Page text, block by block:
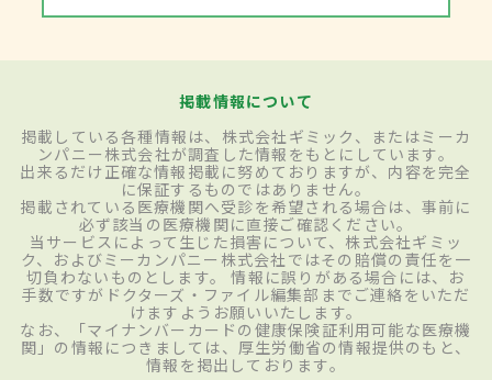
掲載情報について
掲載している各種情報は、株式会社ギミック、またはミーカ
ンパニー株式会社が調査した情報をもとにしています。
出来るだけ正確な情報掲載に努めておりますが、内容を完全
に保証するものではありません。
掲載されている医療機関へ受診を希望される場合は、事前に
必ず該当の医療機関に直接ご確認ください。
当サービスによって生じた損害について、株式会社ギミッ
ク、およびミーカンパニー株式会社ではその賠償の責任を一
切負わないものとします。 情報に誤りがある場合には、お
手数ですがドクターズ・ファイル編集部までご連絡をいただ
けますようお願いいたします。
なお、「マイナンバーカードの健康保険証利用可能な医療機
関」の情報につきましては、厚生労働省の情報提供のもと、
情報を掲出しております。